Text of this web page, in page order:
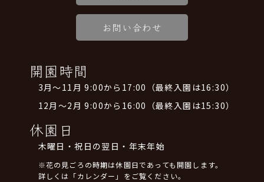
お問い合わせ
開園時間
3月～11月 9:00から17:00（最終入園は16:30）
12月～2月 9:00から16:00（最終入園は15:30）
休園日
木曜日・祝日の翌日・年末年始
※花の見ごろの時期は休園日であっても開園します。
詳しくは「カレンダー」をご覧ください。